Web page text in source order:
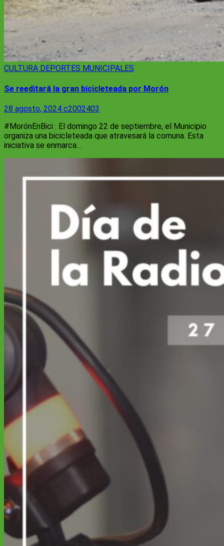
CULTURA DEPORTES MUNICIPALES
Se reeditará la gran bicicleteada por Morón
28 agosto, 2024 c2002403
#MorónEnBici : El domingo 22 de septiembre, el Municipio
organiza una bicicleteada que atravesará la comuna. Esta
iniciativa se enmarca…